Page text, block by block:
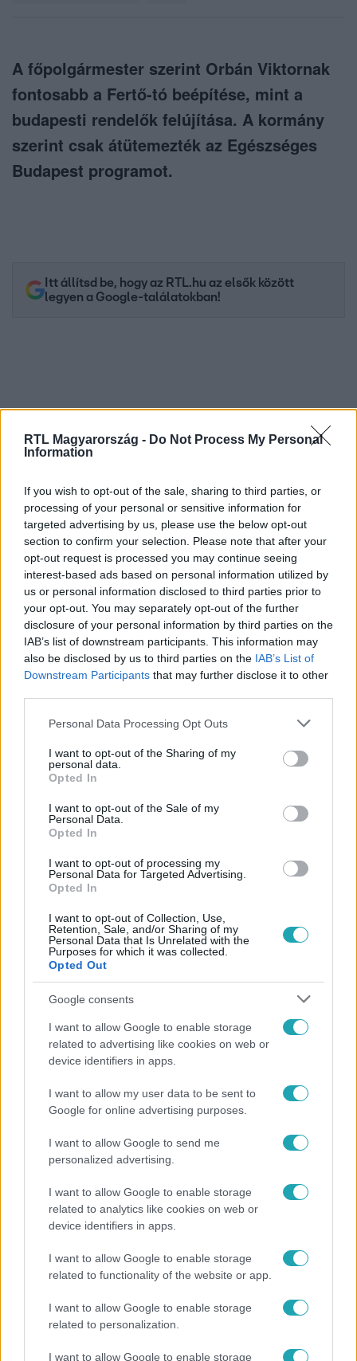
RTL Magyarország - Do Not Process My Personal
Information
If you wish to opt-out of the sale, sharing to third parties, or
processing of your personal or sensitive information for
targeted advertising by us, please use the below opt-out
section to confirm your selection. Please note that after your
opt-out request is processed you may continue seeing
interest-based ads based on personal information utilized by
us or personal information disclosed to third parties prior to
your opt-out. You may separately opt-out of the further
disclosure of your personal information by third parties on the
IAB’s list of downstream participants. This information may
also be disclosed by us to third parties on the IAB’s List of
Downstream Participants that may further disclose it to other
Please note that this website/app uses one or more Google
not limited to your visit or usage behaviour. You may click to
grant or deny consent to Google and its third-party tags to
use your data for below specified purposes in below Google
consent section.
Personal Data Processing Opt Outs
I want to opt-out of the Sharing of my
personal data.
Opted In
I want to opt-out of the Sale of my
Personal Data.
Opted In
I want to opt-out of processing my
Personal Data for Targeted Advertising.
Opted In
I want to opt-out of Collection, Use,
Retention, Sale, and/or Sharing of my
Personal Data that Is Unrelated with the
Purposes for which it was collected.
Opted Out
Google consents
I want to allow Google to enable storage
related to advertising like cookies on web or
device identifiers in apps.
I want to allow my user data to be sent to
Google for online advertising purposes.
I want to allow Google to send me
personalized advertising.
I want to allow Google to enable storage
related to analytics like cookies on web or
device identifiers in apps.
I want to allow Google to enable storage
related to functionality of the website or app.
I want to allow Google to enable storage
related to personalization.
I want to allow Google to enable storage
A főpolgármester szerint Orbán Viktornak
fontosabb a Fertő-tó beépítése, mint a
budapesti rendelők felújítása. A kormány
szerint csak átütemezték az Egészséges
Budapest programot.
Itt állítsd be, hogy az RTL.hu az elsők között
legyen a Google-találatokban!
Kövess minket, és értesülj a friss hírekről a
Facebookon is!
Követem
BELFÖLD #KARÁCSONY GERGELY #EGÉSZSÉGES
FŐVÁROS #BUDAPEST # ORBÁN VIKTOR
Népszerű
Veréb Tamás és felesége nagy bejelentést tettek
Életmód